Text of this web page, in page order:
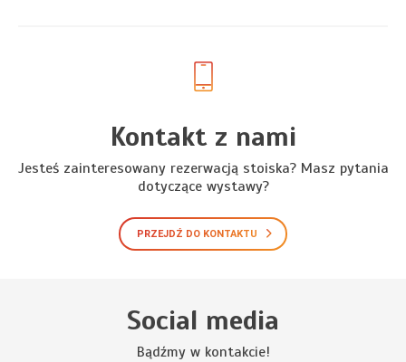
Kontakt z nami
Jesteś zainteresowany rezerwacją stoiska? Masz pytania
dotyczące wystawy?
PRZEJDŹ DO KONTAKTU
Social media
Bądźmy w kontakcie!